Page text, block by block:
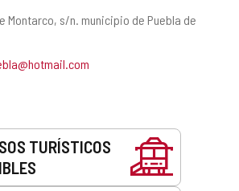
Montarco, s/n. municipio de Puebla de
TURÍSTICOS